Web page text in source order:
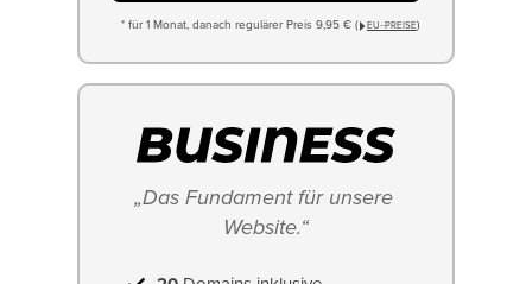
* für 1 Monat, danach regulärer Preis 9,95 € ( EU−PREISE)
„Das Fundament für unsere
Website.“